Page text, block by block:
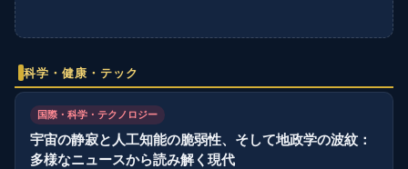
科学・健康・テック
国際・科学・テクノロジー
宇宙の静寂と人工知能の脆弱性、そして地政学の波紋：
多様なニュースから読み解く現代